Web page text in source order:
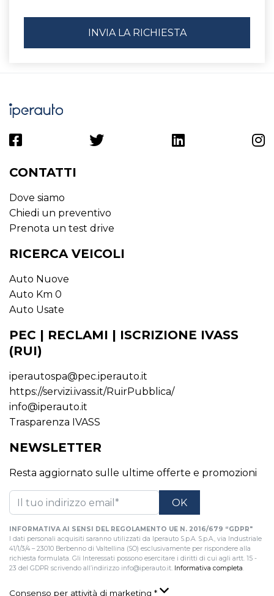
CONTATTI
Dove siamo
Chiedi un preventivo
Prenota un test drive
RICERCA VEICOLI
Auto Nuove
Auto Km 0
Auto Usate
PEC | RECLAMI | ISCRIZIONE IVASS
(RUI)
iperautospa@pec.iperauto.it
https://servizi.ivass.it/RuirPubblica/
info@iperauto.it
Trasparenza IVASS
NEWSLETTER
Resta aggiornato sulle ultime offerte e promozioni
INFORMATIVA AI SENSI DEL REGOLAMENTO UE N. 2016/679 “GDPR"
I dati personali acquisiti saranno utilizzati da Iperauto S.p.A. S.p.A., via Industriale
41/1/3/4 – 23010 Berbenno di Valtellina (SO) esclusivamente per rispondere alla
richiesta formulata. Gli Interessati possono esercitare i diritti di cui agli artt. 15 -
23 del GDPR scrivendo all’indirizzo info@iperauto.it. Informativa completa.
Consenso per attività di marketing *